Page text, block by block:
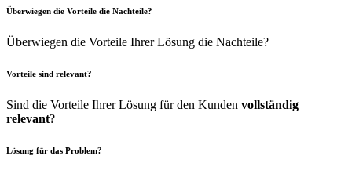
Überwiegen die Vorteile die Nachteile?
Überwiegen die Vorteile Ihrer Lösung die Nachteile?
Vorteile sind relevant?
Sind die Vorteile Ihrer Lösung für den Kunden vollständig
relevant?
Lösung für das Problem?